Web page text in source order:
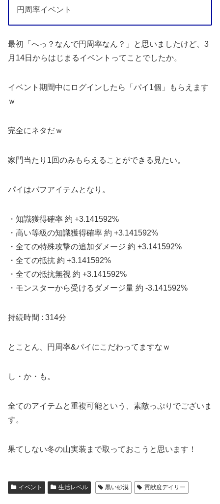
円周率イベント
最初「へっ？なんで円周率なん？」と思いましたけど、3
月14日からはじまるイベントってことでしたか。
イベント期間中にログインしたら「パイ1個」もらえます
ｗ
完全にネタだｗ
家門当たり1回のみもらえることができる見たい。
パイはバフアイテムとなり。
・知識獲得確率 約 +3.141592%
・高い等級の知識獲得確率 約 +3.141592%
・全ての特殊攻撃の追加ダメージ 約 +3.141592%
・全ての抵抗 約 +3.141592%
・全ての抵抗無視 約 +3.141592%
・モンスターから受けるダメージ量 約 -3.141592%
持続時間 : 314分
とことん、円周率&パイにこだわってますなｗ
し・か・も。
全てのアイテムと重複可能という、素敵っぷりでございま
す。
果てしない冬の山実装まで取っておこうと思います！
イベント 生活レベル 黒い砂漠 貢献度デイリー